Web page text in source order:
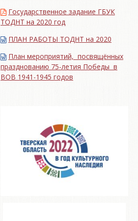
Государственное задание ГБУК
ТОДНТ на 2020 год
ПЛАН РАБОТЫ ТОДНТ на 2020
План мероприятий, посвящённых
празднованию 75-летия Победы в
ВОВ 1941-1945 годов